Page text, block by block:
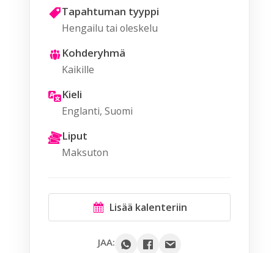
Tapahtuman tyyppi
Hengailu tai oleskelu
Kohderyhmä
Kaikille
Kieli
Englanti, Suomi
Liput
Maksuton
Lisää kalenteriin
JAA: